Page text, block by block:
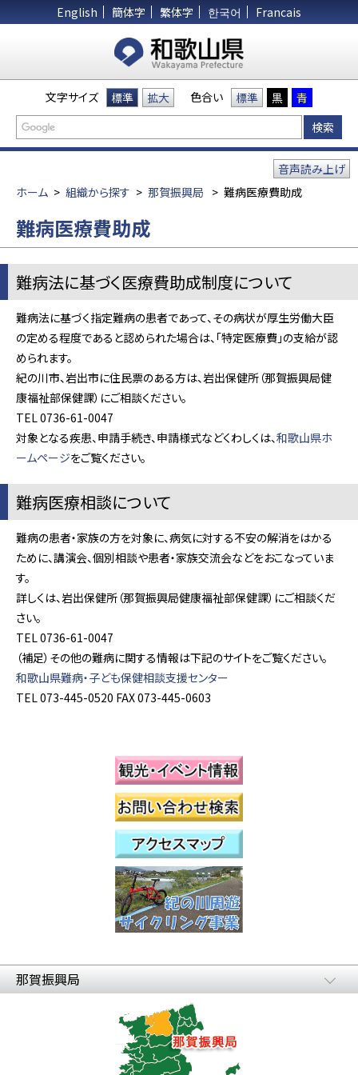
English 簡体字 繁体字 한국어 Francais
文字サイズ 標準 拡大 色合い 標準 黒 青
ホーム > 組織から探す > 那賀振興局 > 難病医療費助成
音声読み上げ
難病医療費助成
難病法に基づく医療費助成制度について
難病法に基づく指定難病の患者であって、その病状が厚生労働大臣
の定める程度であると認められた場合は、「特定医療費」の支給が認
められます。
紀の川市、岩出市に住民票のある方は、岩出保健所（那賀振興局健
康福祉部保健課）にご相談ください。
TEL 0736-61-0047
対象となる疾患、申請手続き、申請様式などくわしくは、和歌山県ホ
ームページをご覧ください。
難病医療相談について
難病の患者・家族の方を対象に、病気に対する不安の解消をはかる
ために、講演会、個別相談や患者・家族交流会などをおこなっていま
す。
詳しくは、岩出保健所（那賀振興局健康福祉部保健課）にご相談くだ
さい。
TEL 0736-61-0047
（補足）その他の難病に関する情報は下記のサイトをご覧ください。
和歌山県難病・子ども保健相談支援センター
TEL 073-445-0520 FAX 073-445-0603
那賀振興局